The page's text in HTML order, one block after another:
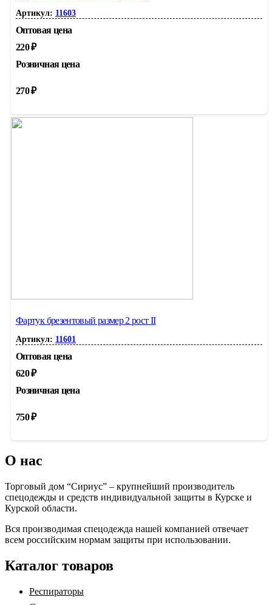
Артикул: 11603
Оптовая цена
220₽
Розничная цена
270₽
Фартук брезентовый размер 2 рост II
Артикул: 11601
Оптовая цена
620₽
Розничная цена
750₽
О нас
Торговый дом “Сириус” – крупнейший производитель
спецодежды и средств индивидуальной защиты в Курске и
Курской области.
Вся производимая спецодежда нашей компанией отвечает
всем российским нормам защиты при использовании.
Каталог товаров
Респираторы